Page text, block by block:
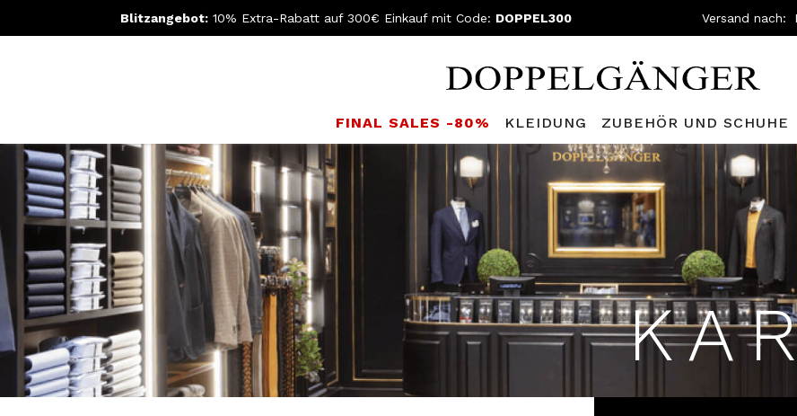
Blitzangebot: 10% Extra-Rabatt auf 300€ Einkauf mit Code: DOPPEL300 Versand nach:
FINAL SALES -80% KLEIDUNG ZUBEHÖR UND SCHUHE